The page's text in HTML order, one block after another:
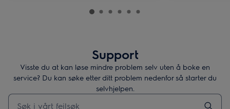
Support
Visste du at kan løse mindre problem selv uten å boke en
service? Du kan søke etter ditt problem nedenfor så starter du
selvhjelpen.
Skriv her for å søke etter supportartikler